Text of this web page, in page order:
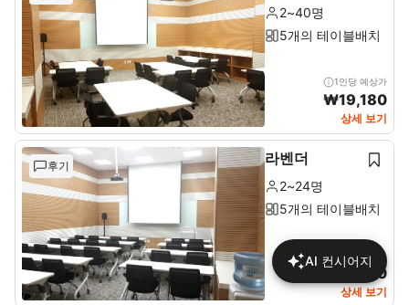
2~40명
5개의 테이블배치
1인당 예상가
₩19,180
상세 보기
후기 라벤더
2~24명
5개의 테이블배치
1인당 예상가
₩ 24,610
상세 보기
AI 컨시어지